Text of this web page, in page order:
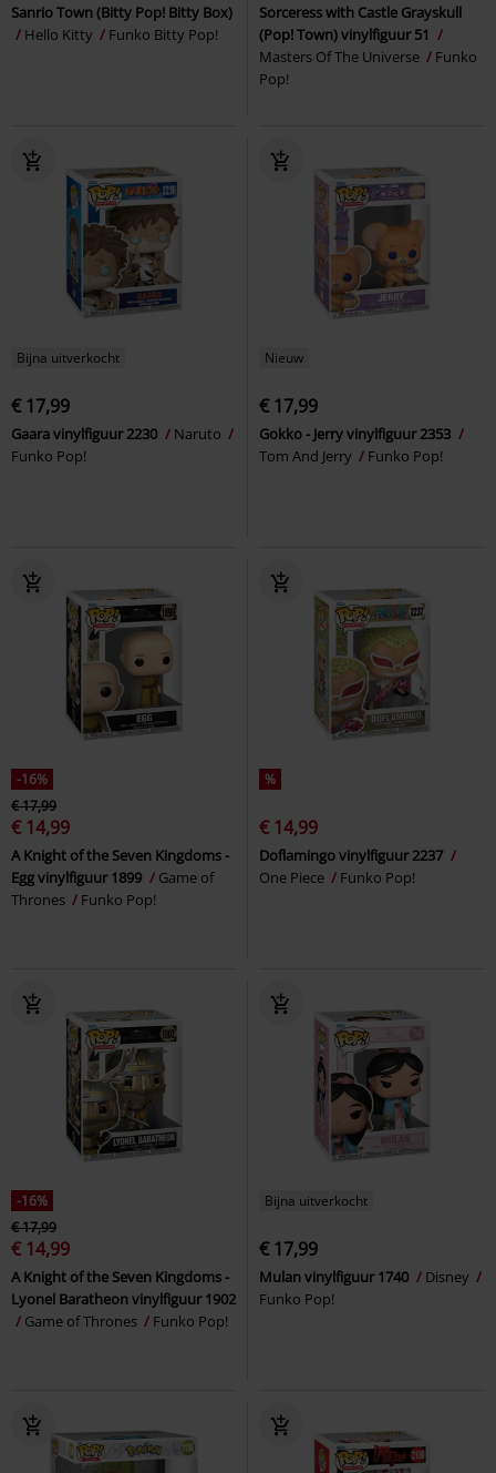
Sanrio Town (Bitty Pop! Bitty Box)
Hello Kitty
Funko Bitty Pop!
Sorceress with Castle Grayskull
(Pop! Town) vinylfiguur 51
Masters Of The Universe
Funko
Pop!
Bijna uitverkocht
€ 17,99
Gaara vinylfiguur 2230
Naruto
Funko Pop!
Nieuw
€ 17,99
Gokko - Jerry vinylfiguur 2353
Tom And Jerry
Funko Pop!
-16%
€ 17,99
€ 14,99
A Knight of the Seven Kingdoms -
Egg vinylfiguur 1899
Game of
Thrones
Funko Pop!
%
€ 14,99
Doflamingo vinylfiguur 2237
One Piece
Funko Pop!
-16%
€ 17,99
€ 14,99
A Knight of the Seven Kingdoms -
Lyonel Baratheon vinylfiguur 1902
Game of Thrones
Funko Pop!
Bijna uitverkocht
€ 17,99
Mulan vinylfiguur 1740
Disney
Funko Pop!